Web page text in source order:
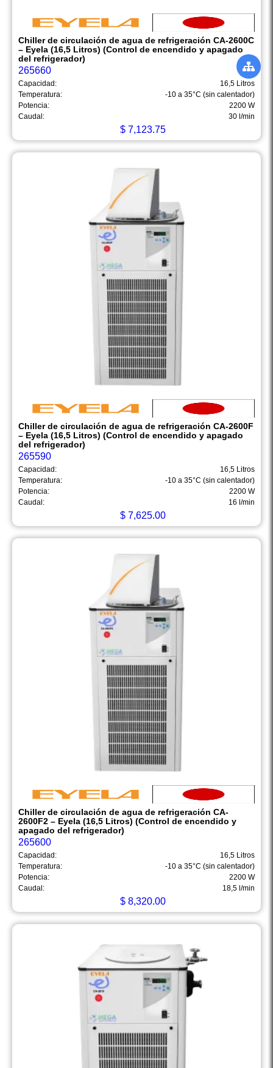
Chiller de circulación de agua de refrigeración CA-2600C
– Eyela (16,5 Litros) (Control de encendido y apagado
del refrigerador)
265660
Capacidad:
16,5 Litros
Temperatura:
-10 a 35°C (sin calentador)
Potencia:
2200 W
Caudal:
30 l/min
$7,123.75
Chiller de circulación de agua de refrigeración CA-2600F
– Eyela (16,5 Litros) (Control de encendido y apagado
del refrigerador)
265590
Capacidad:
16,5 Litros
Temperatura:
-10 a 35°C (sin calentador)
Potencia:
2200 W
Caudal:
16 l/min
$7,625.00
Chiller de circulación de agua de refrigeración CA-
2600F2 – Eyela (16,5 Litros) (Control de encendido y
apagado del refrigerador)
265600
Capacidad:
16,5 Litros
Temperatura:
-10 a 35°C (sin calentador)
Potencia:
2200 W
Caudal:
18,5 l/min
$8,320.00